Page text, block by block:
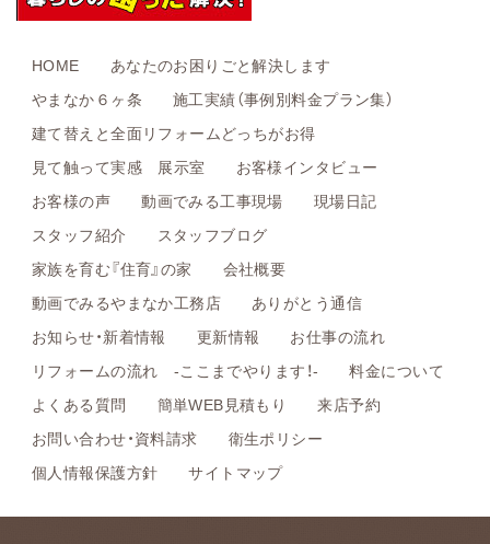
HOME
あなたのお困りごと解決します
やまなか６ヶ条
施工実績（事例別料金プラン集）
建て替えと全面リフォームどっちがお得
見て触って実感 展示室
お客様インタビュー
お客様の声
動画でみる工事現場
現場日記
スタッフ紹介
スタッフブログ
家族を育む『住育』の家
会社概要
動画でみるやまなか工務店
ありがとう通信
お知らせ・新着情報
更新情報
お仕事の流れ
リフォームの流れ -ここまでやります！-
料金について
よくある質問
簡単WEB見積もり
来店予約
お問い合わせ・資料請求
衛生ポリシー
個人情報保護方針
サイトマップ